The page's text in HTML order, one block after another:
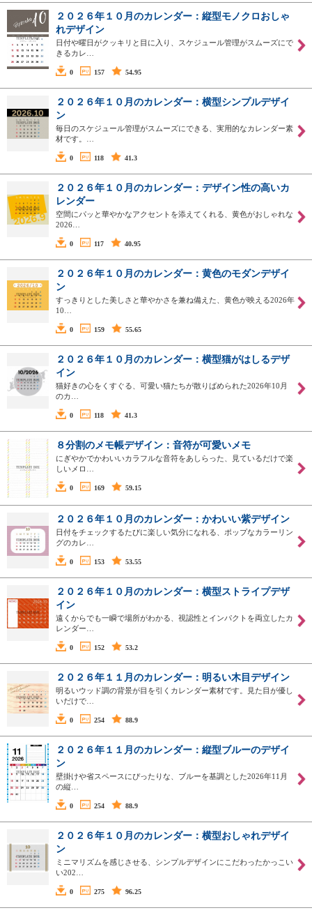
２０２６年１０月のカレンダー：縦型モノクロおしゃ
れデザイン
日付や曜日がクッキリと目に入り、スケジュール管理がスムーズにで
きるカレ…
0 157 54.95
２０２６年１０月のカレンダー：横型シンプルデザイ
ン
毎日のスケジュール管理がスムーズにできる、実用的なカレンダー素
材です。…
0 118 41.3
２０２６年１０月のカレンダー：デザイン性の高いカ
レンダー
空間にパッと華やかなアクセントを添えてくれる、黄色がおしゃれな
2026…
0 117 40.95
２０２６年１０月のカレンダー：黄色のモダンデザイ
ン
すっきりとした美しさと華やかさを兼ね備えた、黄色が映える2026年
10…
0 159 55.65
２０２６年１０月のカレンダー：横型猫がはしるデザ
イン
猫好きの心をくすぐる、可愛い猫たちが散りばめられた2026年10月
のカ…
0 118 41.3
８分割のメモ帳デザイン：音符が可愛いメモ
にぎやかでかわいいカラフルな音符をあしらった、見ているだけで楽
しいメロ…
0 169 59.15
２０２６年１０月のカレンダー：かわいい紫デザイン
日付をチェックするたびに楽しい気分になれる、ポップなカラーリン
グのカレ…
0 153 53.55
２０２６年１０月のカレンダー：横型ストライプデザ
イン
遠くからでも一瞬で場所がわかる、視認性とインパクトを両立したカ
レンダー…
0 152 53.2
２０２６年１１月のカレンダー：明るい木目デザイン
明るいウッド調の背景が目を引くカレンダー素材です。見た目が優し
いだけで…
0 254 88.9
２０２６年１１月のカレンダー：縦型ブルーのデザイ
ン
壁掛けや省スペースにぴったりな、ブルーを基調とした2026年11月
の縦…
0 254 88.9
２０２６年１０月のカレンダー：横型おしゃれデザイ
ン
ミニマリズムを感じさせる、シンプルデザインにこだわったかっこい
い202…
0 275 96.25